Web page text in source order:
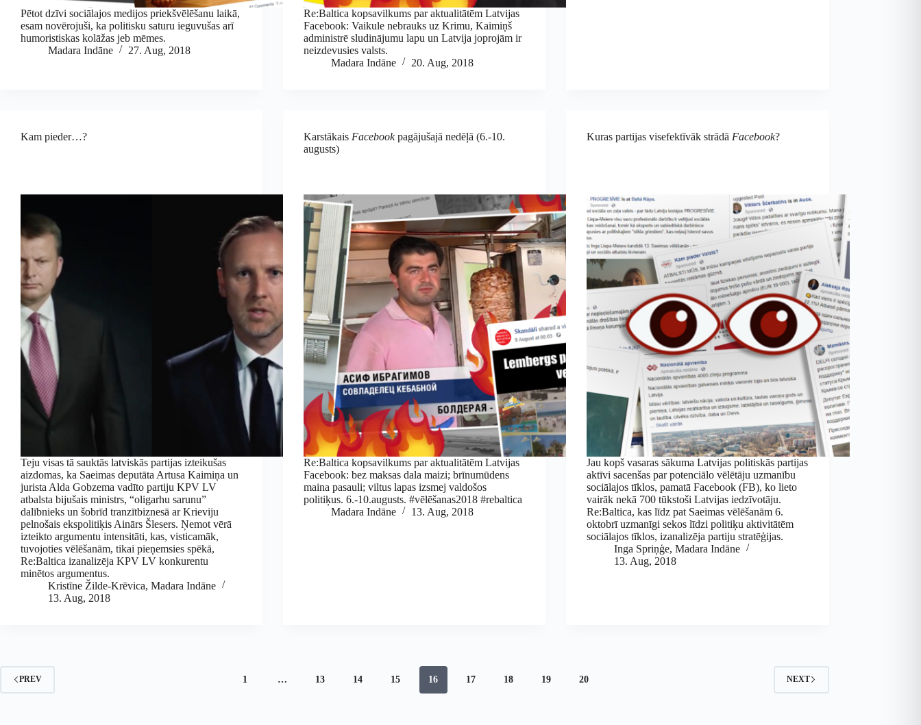
Pētot dzīvi sociālajos medijos priekšvēlēšanu laikā,
esam novērojuši, ka politisku saturu ieguvušas arī
humoristiskas kolāžas jeb mēmes.
Madara Indāne
27. Aug, 2018
Re:Baltica kopsavilkums par aktualitātēm Latvijas
Facebook: Vaikule nebrauks uz Krimu, Kaimiņš
administrē sludinājumu lapu un Latvija joprojām ir
neizdevusies valsts.
Madara Indāne
20. Aug, 2018
Kam pieder…?
Teju visas tā sauktās latviskās partijas izteikušas
aizdomas, ka Saeimas deputāta Artusa Kaimiņa un
jurista Alda Gobzema vadīto partiju KPV LV
atbalsta bijušais ministrs, “oligarhu sarunu”
dalībnieks un šobrīd tranzītbiznesā ar Krieviju
pelnošais ekspolitiķis Ainārs Šlesers. Ņemot vērā
izteikto argumentu intensitāti, kas, visticamāk,
tuvojoties vēlēšanām, tikai pieņemsies spēkā,
Re:Baltica izanalizēja KPV LV konkurentu
minētos argumentus.
Kristīne Žilde-Krēvica, Madara Indāne
13. Aug, 2018
Karstākais Facebookpagājušajā nedēļā (6.-10.
augusts)
Re:Baltica kopsavilkums par aktualitātēm Latvijas
Facebook: bez maksas dala maizi; brīnumūdens
maina pasauli; viltus lapas izsmej valdošos
politiķus. 6.-10.augusts. #vēlēšanas2018 #rebaltica
Madara Indāne
13. Aug, 2018
Kuras partijas visefektīvāk strādā Facebook?
Jau kopš vasaras sākuma Latvijas politiskās partijas
aktīvi sacenšas par potenciālo vēlētāju uzmanību
sociālajos tīklos, pamatā Facebook (FB), ko lieto
vairāk nekā 700 tūkstoši Latvijas iedzīvotāju.
Re:Baltica, kas līdz pat Saeimas vēlēšanām 6.
oktobrī uzmanīgi sekos līdzi politiķu aktivitātēm
sociālajos tīklos, izanalizēja partiju stratēģijas.
Inga Spriņģe,Madara Indāne
13. Aug, 2018
PREV 1 … 13 14 15 16 17 18 19 20 NEXT